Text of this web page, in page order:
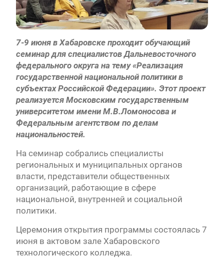
7-9 июня в Хабаровске проходит обучающий
семинар для специалистов Дальневосточного
федерального округа на тему «Реализация
государственной национальной политики в
субъектах Российской Федерации». Этот проект
реализуется Московским государственным
университетом имени М.В.Ломоносова и
Федеральным агентством по делам
национальностей.
На семинар собрались специалисты
региональных и муниципальных органов
власти, представители общественных
организаций, работающие в сфере
национальной, внутренней и социальной
политики.
Церемония открытия программы состоялась 7
июня в актовом зале Хабаровского
технологического колледжа.